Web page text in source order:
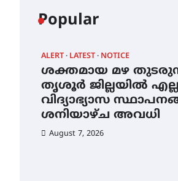
Popular
ALERT LATEST NOTICE
ശക്തമായ മഴ
തൃശൂർ ജില്ലയിൽ
വിദ്യാഭ്യാസ
ശനിയാഴ്ച അവധി
August 7, 2026
August 6, 2026
സർഗ്ഗസാഹിതി-
കവിതാസംഗമം
ചർച്ച കാട്ടൂർ,
ഹാളിൽ 16ന്
August 6, 2026